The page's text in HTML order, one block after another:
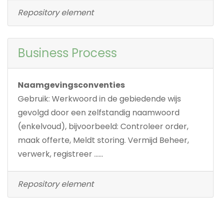
Repository element
Business Process
Naamgevingsconventies
Gebruik: Werkwoord in de gebiedende wijs
gevolgd door een zelfstandig naamwoord
(enkelvoud), bijvoorbeeld: Controleer order,
maak offerte, Meldt storing. Vermijd Beheer,
verwerk, registreer ……
Repository element